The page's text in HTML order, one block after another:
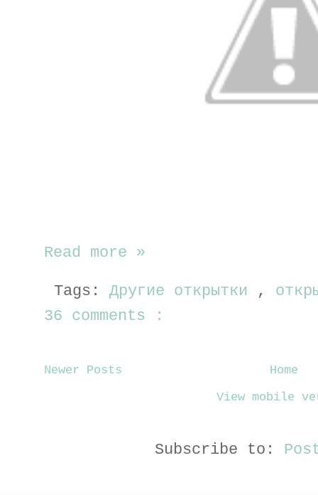
Read more »
Tags: Другие открытки ,
36 comments :
Newer Posts
Home
View mobile
Subscribe to: